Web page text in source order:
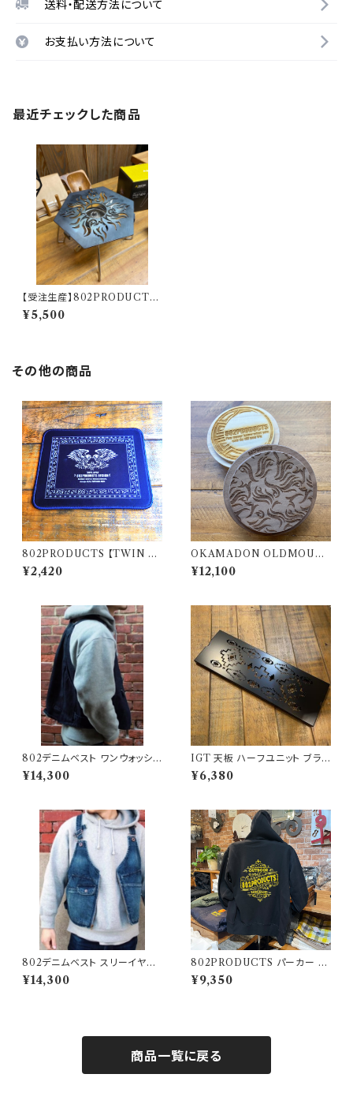
送料・配送方法について
お支払い方法について
最近チェックした商品
【受注生産】802PRODUCTS
五徳 【TRIBAL SUN】
¥5,500
その他の商品
802PRODUCTS 【TWIN E
AGLE 】 BK ブラック ラバーマ
ット 14×18cm アクセントマット
¥2,420
OKAMADON OLDMOUN
TAIN × 802PRODUCTS W
alnut 炎
¥12,100
802デニムベスト ワンウォッシュ
タイプ
¥14,300
IGT 天板 ハーフユニット ブラッ
クアイアン 【 ネイティブ縦 】ア
イアングリルテーブル Snow P
¥6,380
802デニムベスト スリーイヤー
ズウォッシュタイプ
¥14,300
802PRODUCTS パーカー ブ
ラック BK
¥9,350
商品一覧に戻る